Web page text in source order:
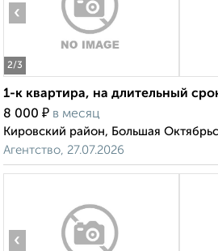
2/3
‹
1-к квартира, на длительный
8 000 ₽ в месяц
Кировский район, Большая
Агентство, 27.07.2026
‹